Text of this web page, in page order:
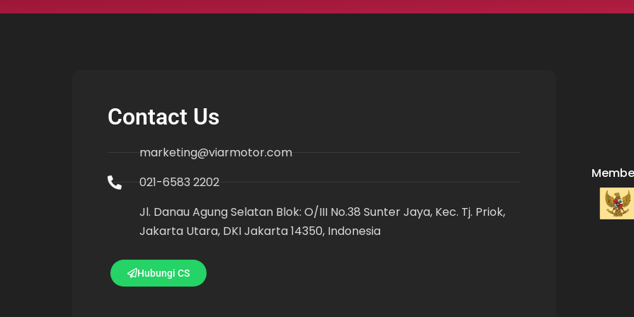
Contact Us
marketing@viarmotor.com
021-6583 2202
Jl. Danau Agung Selatan Blok: O/III No.38 Sunter Jaya, Kec. Tj. Priok,
Jakarta Utara, DKI Jakarta 14350, Indonesia
Hubungi CS